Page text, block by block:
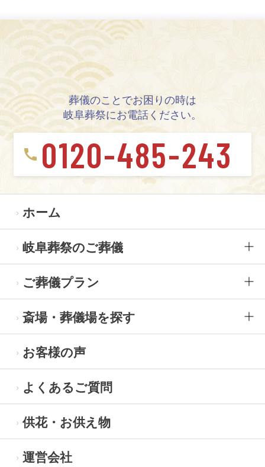
葬儀のことでお困りの時は
岐阜葬祭にお電話ください。
0120-485-243
ホーム
岐阜葬祭のご葬儀
ご葬儀プラン
斎場・葬儀場を探す
お客様の声
よくあるご質問
供花・お供え物
運営会社